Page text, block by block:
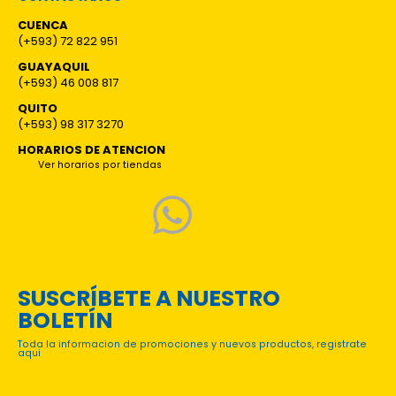
CUENCA
(+593) 72 822 951
GUAYAQUIL
(+593) 46 008 817
QUITO
(+593) 98 317 3270
HORARIOS DE ATENCION
Ver horarios por tiendas
SUSCRÍBETE A NUESTRO
BOLETÍN
Toda la informacion de promociones y nuevos productos, registrate
aqui